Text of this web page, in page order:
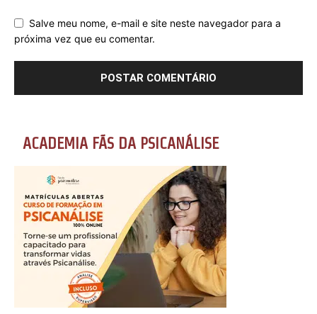
Salve meu nome, e-mail e site neste navegador para a
próxima vez que eu comentar.
ACADEMIA FÃS DA PSICANÁLISE